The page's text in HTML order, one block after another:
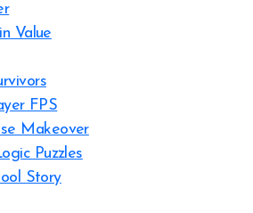
Value
FPS
Makeover
Puzzles
Story